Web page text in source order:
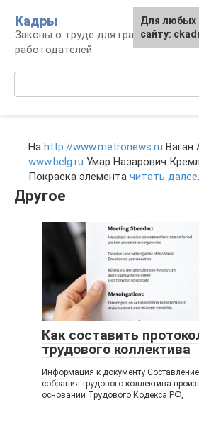
контенту
Кадры
Законы о труде для граждан и
работодателей
На http://www.metronews.ru Ваган
www.belg.ru Умар Назарович
Покраска элемента читать далее.
Другое
Как составить
трудового коллектива
Информация к документу
собрания трудового коллектива
основании Трудового Кодекса РФ,
Для любых
сайту: